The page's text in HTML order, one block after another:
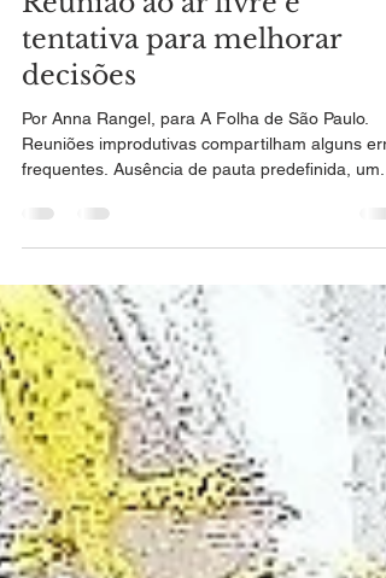
A Casa da ari
1 de set. de 2020
Reunião ao ar livre é
tentativa para melhorar
decisões
Por Anna Rangel, para A Folha de São Paulo.
Reuniões improdutivas compartilham alguns